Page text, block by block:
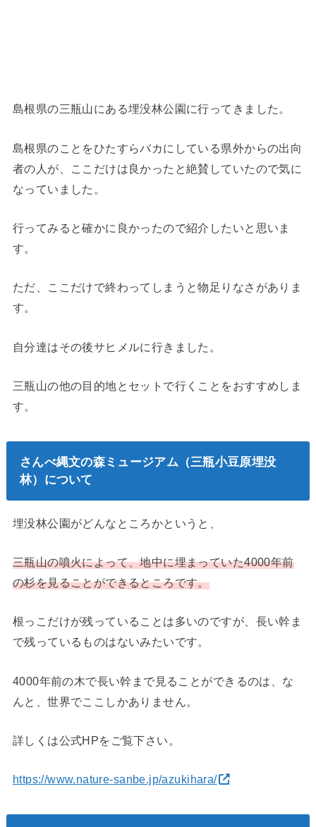
島根県の三瓶山にある埋没林公園に行ってきました。
島根県のことをひたすらバカにしている県外からの出向
者の人が、ここだけは良かったと絶賛していたので気に
なっていました。
行ってみると確かに良かったので紹介したいと思いま
す。
ただ、ここだけで終わってしまうと物足りなさがありま
す。
自分達はその後サヒメルに行きました。
三瓶山の他の目的地とセットで行くことをおすすめしま
す。
さんべ縄文の森ミュージアム（三瓶小豆原埋没
林）について
埋没林公園がどんなところかというと、
三瓶山の噴火によって、地中に埋まっていた4000年前
の杉を見ることができるところです。
根っこだけが残っていることは多いのですが、長い幹ま
で残っているものはないみたいです。
4000年前の木で長い幹まで見ることができるのは、な
んと、世界でここしかありません。
詳しくは公式HPをご覧下さい。
https://www.nature-sanbe.jp/azukihara/